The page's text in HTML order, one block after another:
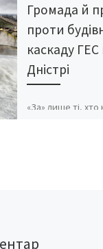
Громада й
проти
каскаду ГЕС
Дністрі
«За» лише ті, хто